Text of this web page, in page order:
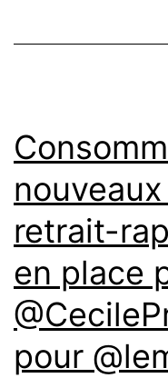
retrait-
en place
pour